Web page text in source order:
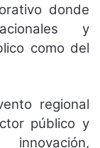
donde
y
como del
regional
público y